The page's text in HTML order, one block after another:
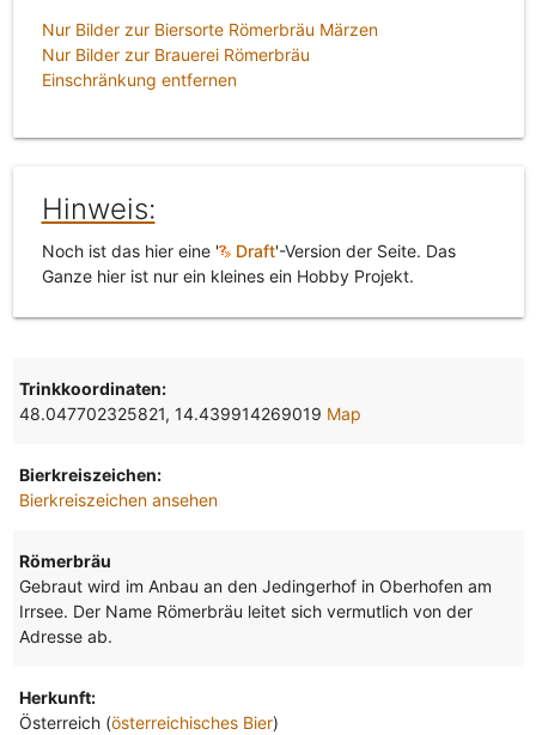
Nur Bilder zur Biersorte Römerbräu Märzen
Nur Bilder zur Brauerei Römerbräu
Einschränkung entfernen
Hinweis:
Noch ist das hier eine ' Draft'-Version der Seite. Das
Ganze hier ist nur ein kleines ein Hobby Projekt.
Trinkkoordinaten:
48.047702325821, 14.439914269019 Map
Bierkreiszeichen:
Bierkreiszeichen ansehen
Römerbräu
Gebraut wird im Anbau an den Jedingerhof in Oberhofen am
Irrsee. Der Name Römerbräu leitet sich vermutlich von der
Adresse ab.
Herkunft:
Österreich (österreichisches Bier)